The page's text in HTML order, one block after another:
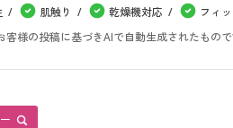
肌触り 乾燥機対応 フィ
様の投稿に基づきAIで自動生成されたもの